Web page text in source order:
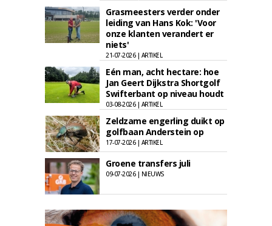
Grasmeesters verder onder
leiding van Hans Kok: 'Voor
onze klanten verandert er
niets'
21-07-2026 | ARTIKEL
Eén man, acht hectare: hoe
Jan Geert Dijkstra Shortgolf
Swifterbant op niveau houdt
03-08-2026 | ARTIKEL
Zeldzame engerling duikt op
golfbaan Anderstein op
17-07-2026 | ARTIKEL
Groene transfers juli
09-07-2026 | NIEUWS